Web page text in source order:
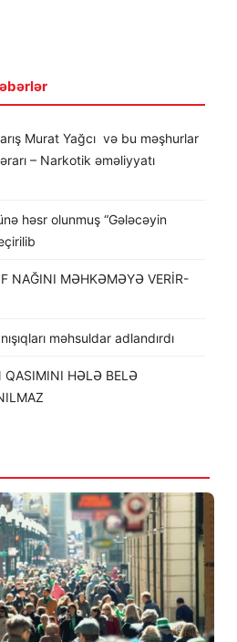
Murat Yağcı və bu məşhurlar
– Narkotik əməliyyatı
həsr olunmuş “Gələcəyin
NAĞINI MƏHKƏMƏYƏ VERİR-
məhsuldar adlandırdı
QASIMINI HƏLƏ BELƏ